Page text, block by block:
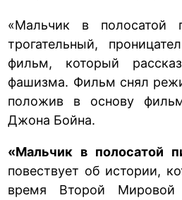
«Мальчик в
трогательный,
фильм, который
фашизма. Фильм снял
положив в основу
Джона Бойна.
«Мальчик в полосатой
повествует об истории,
время Второй